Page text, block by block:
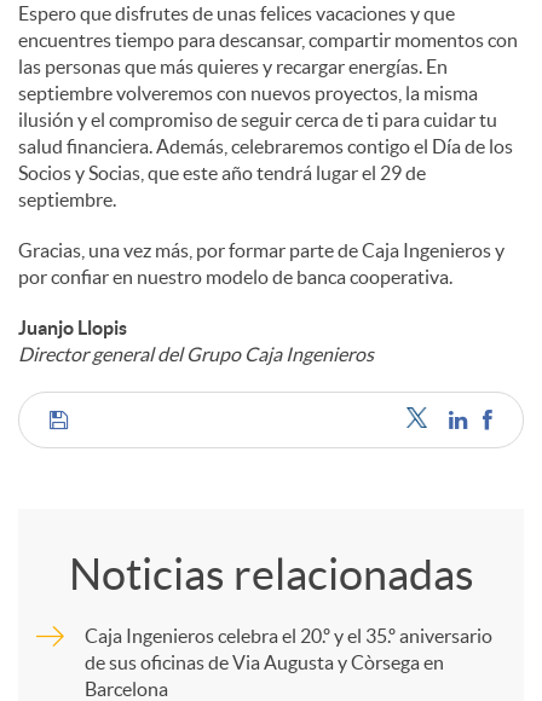
Espero que disfrutes de unas felices vacaciones y que
encuentres tiempo para descansar, compartir momentos con
las personas que más quieres y recargar energías. En
septiembre volveremos con nuevos proyectos, la misma
ilusión y el compromiso de seguir cerca de ti para cuidar tu
salud financiera. Además, celebraremos contigo el Día de los
Socios y Socias, que este año tendrá lugar el 29 de
septiembre.
Gracias, una vez más, por formar parte de Caja Ingenieros y
por confiar en nuestro modelo de banca cooperativa.
Juanjo Llopis
Director general del Grupo Caja Ingenieros
C
Noticias relacionadas
Caja Ingenieros celebra el 20.º y el 35.º aniversario
de sus oficinas de Via Augusta y Còrsega en
Barcelona